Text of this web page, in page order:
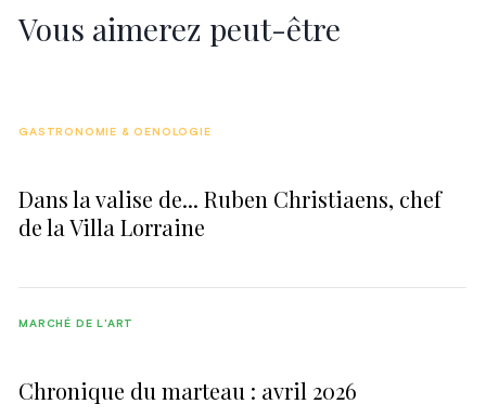
Vous aimerez peut-être
Dans la valise de... Ruben Christiaens, chef
de la Villa Lorraine
GASTRONOMIE & OENOLOGIE
Chronique du marteau : avril 2026
MARCHÉ DE L'ART